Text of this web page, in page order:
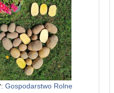
: Gospodarstwo Rolne